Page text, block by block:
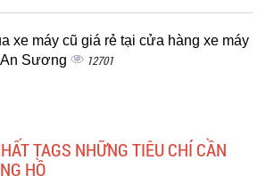
xe máy cũ giá rẻ tại cửa hàng xe máy
Sương
12701
TAGS NHỮNG TIÊU CHÍ CẦN
HỒ